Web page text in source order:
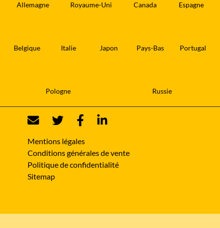
Allemagne Royaume-Uni Canada Espagne
Belgique Italie Japon Pays-Bas Portugal
Pologne Russie
Mentions légales
Conditions générales de vente
Politique de confidentialité
Sitemap